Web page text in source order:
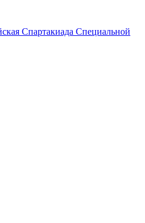
Спартакиада Специальной